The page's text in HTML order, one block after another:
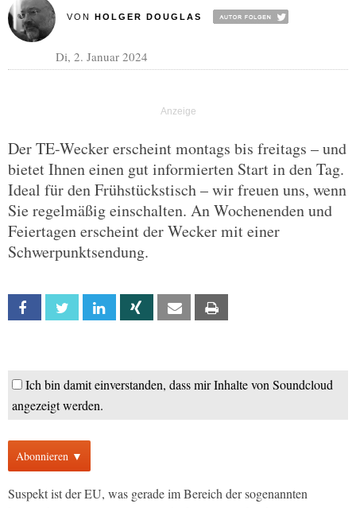
VON HOLGER DOUGLAS
Di, 2. Januar 2024
Der TE-Wecker erscheint montags bis freitags – und
bietet Ihnen einen gut informierten Start in den Tag.
Ideal für den Frühstückstisch – wir freuen uns, wenn
Sie regelmäßig einschalten. An Wochenenden und
Feiertagen erscheint der Wecker mit einer
Schwerpunktsendung.
Facebook Twitter Linkedin Xing Email
Ich bin damit einverstanden, dass mir Inhalte von Soundcloud
angezeigt werden.
Abonnieren ▼
Suspekt ist der EU, was gerade im Bereich der sogenannten